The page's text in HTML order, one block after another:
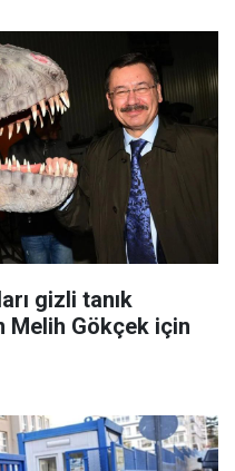
gizli tanık
Melih Gökçek için